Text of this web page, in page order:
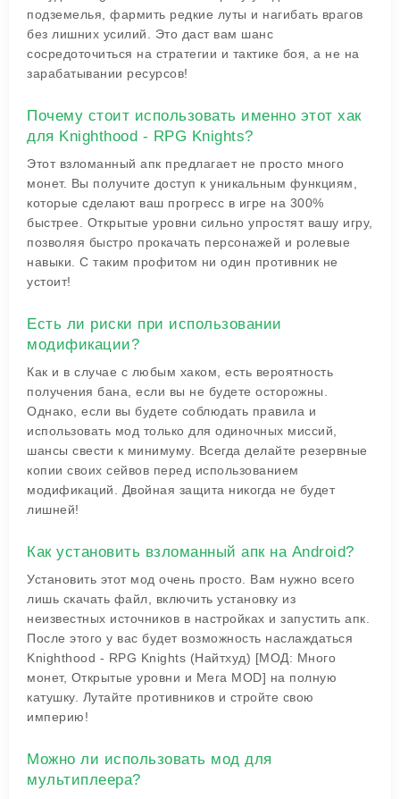
подземелья, фармить редкие луты и нагибать врагов
без лишних усилий. Это даст вам шанс
сосредоточиться на стратегии и тактике боя, а не на
зарабатывании ресурсов!
Почему стоит использовать именно этот хак
для Knighthood - RPG Knights?
Этот взломанный апк предлагает не просто много
монет. Вы получите доступ к уникальным функциям,
которые сделают ваш прогресс в игре на 300%
быстрее. Открытые уровни сильно упростят вашу игру,
позволяя быстро прокачать персонажей и ролевые
навыки. С таким профитом ни один противник не
устоит!
Есть ли риски при использовании
модификации?
Как и в случае с любым хаком, есть вероятность
получения бана, если вы не будете осторожны.
Однако, если вы будете соблюдать правила и
использовать мод только для одиночных миссий,
шансы свести к минимуму. Всегда делайте резервные
копии своих сейвов перед использованием
модификаций. Двойная защита никогда не будет
лишней!
Как установить взломанный апк на Android?
Установить этот мод очень просто. Вам нужно всего
лишь скачать файл, включить установку из
неизвестных источников в настройках и запустить апк.
После этого у вас будет возможность наслаждаться
Knighthood - RPG Knights (Найтхуд) [МОД: Много
монет, Открытые уровни и Мега MOD] на полную
катушку. Лутайте противников и стройте свою
империю!
Можно ли использовать мод для
мультиплеера?